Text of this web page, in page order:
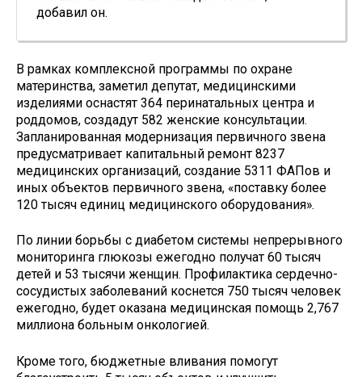
добавил он.
В рамках комплексной программы по охране
материнства, заметил депутат, медицинскими
изделиями оснастят 364 перинатальных центра и
роддомов, создадут 582 женские консультации.
Запланированная модернизация первичного звена
предусматривает капитальный ремонт 8237
медицинских организаций, создание 5311 ФАПов и
иных объектов первичного звена, «поставку более
120 тысяч единиц медицинского оборудования».
По линии борьбы с диабетом системы непрерывного
мониторинга глюкозы ежегодно получат 60 тысяч
детей и 53 тысячи женщин. Профилактика сердечно-
сосудистых заболеваний коснется 750 тысяч человек
ежегодно, будет оказана медицинская помощь 2,767
миллиона больным онкологией.
Кроме того, бюджетные вливания помогут